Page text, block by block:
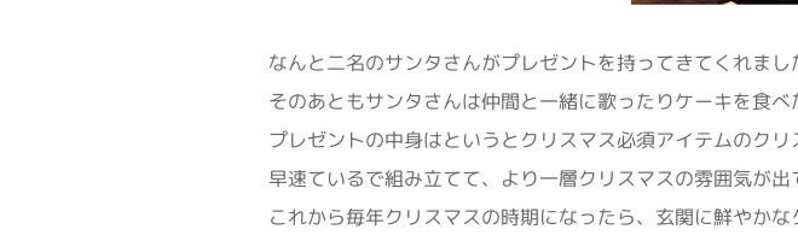
なんと二名のサンタさんがプレゼントを持ってきてくれまし
そのあともサンタさんは仲間と一緒に歌ったりケーキを食べ
プレゼントの中身はというとクリスマス必須アイテムのクリ
早速ているで組み立てて、より一層クリスマスの雰囲気が出
これから毎年クリスマスの時期になったら、玄関に鮮やか